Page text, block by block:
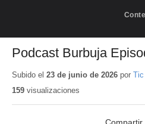
Podcast Burbuja
Subido el 23 de junio de 2026 por
159 visualizaciones